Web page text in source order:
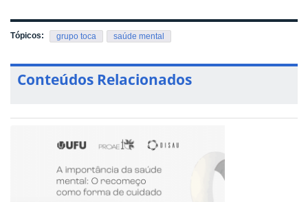
Tópicos: grupo toca saúde mental
Conteúdos Relacionados